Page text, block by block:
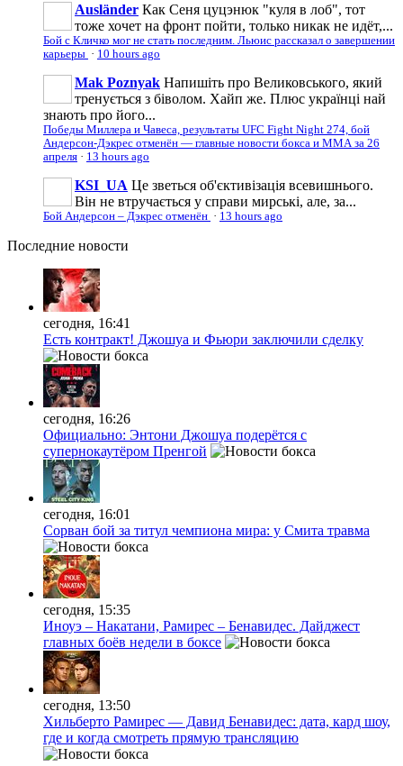
Ausländer Как Сеня цуцэнюк "куля в лоб", тот
тоже хочет на фронт пойти, только никак не идёт,...
Бой с Кличко мог не стать последним. Льюис рассказал о завершении
карьеры · 10 hours ago
Mak Poznyak Напишіть про Великовського, який
тренується з біволом. Хайп же. Плюс українці най
знають про його...
Победы Миллера и Чавеса, результаты UFC Fight Night 274, бой
Андерсон-Дэкрес отменён — главные новости бокса и ММА за 26
апреля · 13 hours ago
KSI_UA Це зветься об'єктивізація всевишнього.
Він не втручається у справи мирські, але, за...
Бой Андерсон – Дэкрес отменён · 13 hours ago
Последние новости
сегодня, 16:41
Есть контракт! Джошуа и Фьюри заключили сделку
сегодня, 16:26
Официально: Энтони Джошуа подерётся с
супернокаутёром Пренгой
сегодня, 16:01
Сорван бой за титул чемпиона мира: у Смита травма
сегодня, 15:35
Иноуэ – Накатани, Рамирес – Бенавидес. Дайджест
главных боёв недели в боксе
сегодня, 13:50
Хильберто Рамирес — Давид Бенавидес: дата, кард шоу,
где и когда смотреть прямую трансляцию